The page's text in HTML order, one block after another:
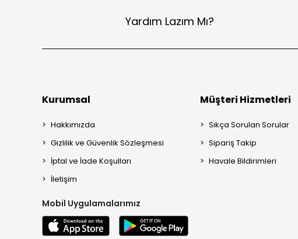
Yardım Lazım Mı?
Kurumsal
Hakkımızda
Gizlilik ve Güvenlik Sözleşmesi
İptal ve İade Koşulları
İletişim
Mobil Uygulamalarımız
Müşteri Hizmetleri
Sıkça Sorulan Sorular
Sipariş Takip
Havale Bildirimleri